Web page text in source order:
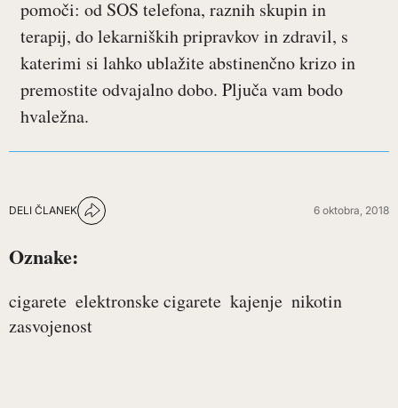
pomoči: od SOS telefona, raznih skupin in
terapij, do lekarniških pripravkov in zdravil, s
katerimi si lahko ublažite abstinenčno krizo in
premostite odvajalno dobo. Pljuča vam bodo
hvaležna.
DELI ČLANEK 6 oktobra, 2018
Oznake:
cigarete elektronske cigarete kajenje nikotin
zasvojenost